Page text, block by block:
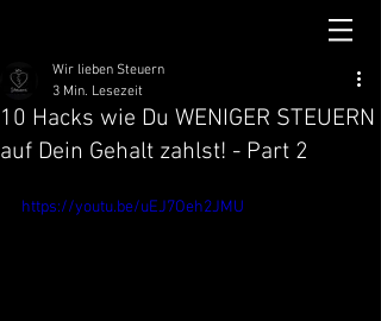
10 Hacks wie Du WENIGER STEUERN
auf Dein Gehalt zahlst! - Part 2
Wir lieben Steuern
3 Min. Lesezeit
https://youtu.be/uEJ7Oeh2JMU